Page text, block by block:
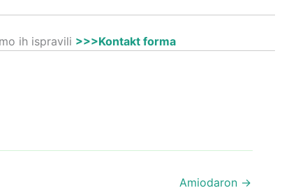
ih ispravili >>>Kontakt forma
Amiodaron →